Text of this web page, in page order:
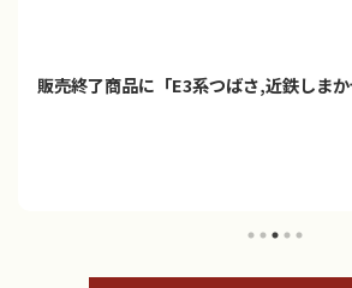
販売終了商品に「E3系つばさ,近鉄しま